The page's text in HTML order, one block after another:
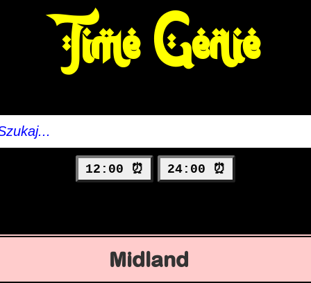
Time Genie
12:00 ⏰ 24:00 ⏰
Midland